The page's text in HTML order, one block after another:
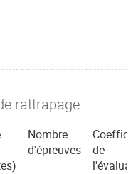
rattrapage
Nombre
d'épreuves
de